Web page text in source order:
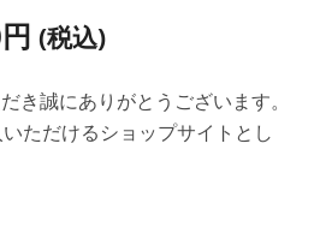
(税込)
き誠にありがとうございます。
ただけるショップサイトとし